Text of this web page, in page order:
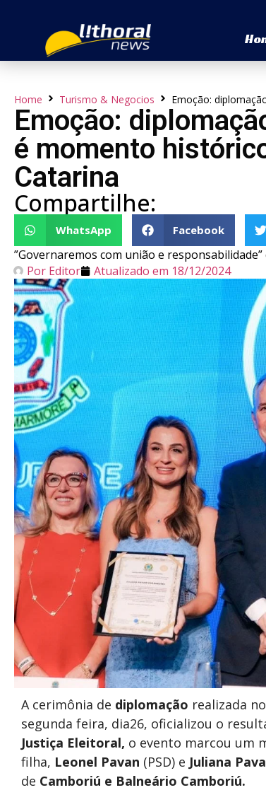
Home Turismo & Negocios Emoção:
Emoção:
é momento
Catarina
Compartilhe:
WhatsApp Facebook
”Governaremos com união e
Por Editor Atualizado em 18/12/2024
A cerimônia de diplomação realizada no
segunda feira, dia26, oficializou o
Justiça Eleitoral, o evento marcou um
filha, Leonel Pavan (PSD) e Juliana
de Camboriú e Balneário Camboriú.